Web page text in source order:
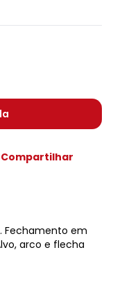
Compartilhar
Fechamento em
arco e flecha
Verde